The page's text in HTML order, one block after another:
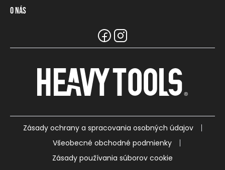
Tabuľka rozmerov
Naše predajne a distribútori
Darčeková karta
Prihlásenie / registrácia
O nás
Informácie pre predajcov
Zásady ochrany a spracovania osobných údajov
Všeobecné obchodné podmienky
Zásady používania súborov cookie